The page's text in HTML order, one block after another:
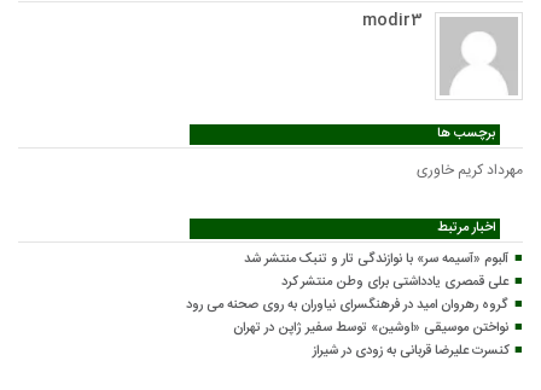
modir3
برچسب ها
مهرداد کریم خاوری
اخبار مرتبط
آلبوم «آسیمه سر» با نوازندگی تار و تنبک منتشر شد
علی قمصری یادداشتی برای وطن منتشر کرد
گروه رهروان امید در فرهنگسرای نیاوران به روی صحنه می رود
نواختن موسیقی «اوشین» توسط سفیر ژاپن در تهران
کنسرت علیرضا قربانی به زودی در شیراز